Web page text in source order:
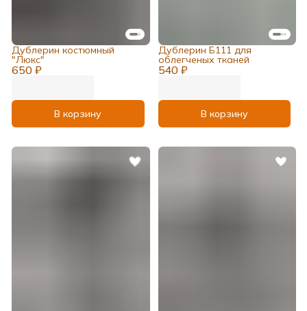
650 ₽
Дублерин костюмный
"Люкс"
В корзину
540 ₽
Дублерин Б111 для
облегченых тканей
В корзину